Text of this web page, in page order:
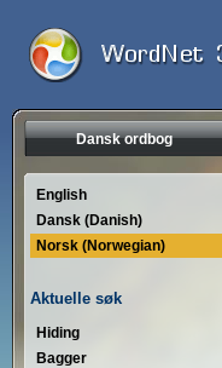
Dansk ordbog
English
Dansk (Danish)
Norsk (Norwegian)
Aktuelle søk
Hiding
Bagger